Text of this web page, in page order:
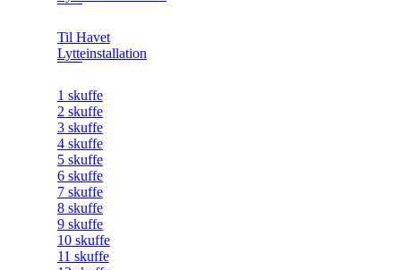
Til Havet
Lytteinstallation
1 skuffe
2 skuffe
3 skuffe
4 skuffe
5 skuffe
6 skuffe
7 skuffe
8 skuffe
9 skuffe
10 skuffe
11 skuffe